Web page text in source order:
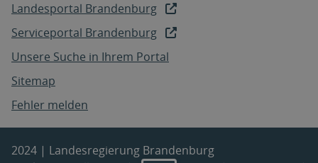
Landesportal Brandenburg
Serviceportal Brandenburg
Unsere Suche in Ihrem Portal
Sitemap
Fehler melden
2024 | Landesregierung Brandenburg